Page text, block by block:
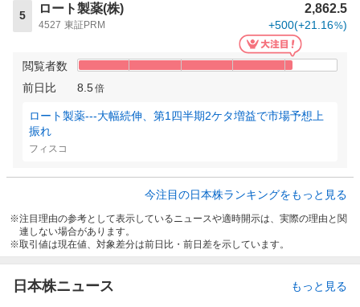
5
ロート製薬(株) 2,862.5
4527 東証PRM +500(+21.16%)
閲覧者数
前日比
8.5倍
ロート製薬---大幅続伸、第1四半期2ケタ増益で市場予想上
振れ
フィスコ
今注目の日本株ランキングをもっと見る
注目理由の参考として表示しているニュースや適時開示は、実際の理由と関
連しない場合があります。
取引値は現在値、対象差分は前日比・前日差を示しています。
日本株ニュース もっと見る